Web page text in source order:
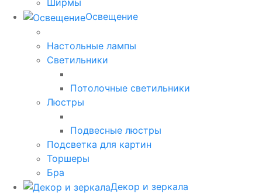
Ширмы
Освещение
Настольные лампы
Светильники
Потолочные светильники
Люстры
Подвесные люстры
Подсветка для картин
Торшеры
Бра
Декор и зеркала